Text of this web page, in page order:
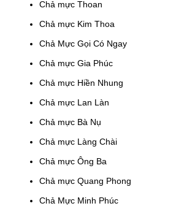
Chả mực Thoan
Chả mực Kim Thoa
Chả Mực Gọi Có Ngay
Chả mực Gia Phúc
Chả mực Hiền Nhung
Chả mực Lan Làn
Chả mực Bà Nụ
Chả mực Làng Chài
Chả mực Ông Ba
Chả mực Quang Phong
Chả Mực Minh Phúc